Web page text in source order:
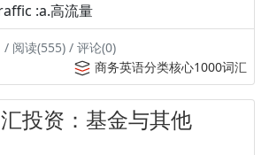
:a.高流量
阅读(555) / 评论(0)
商务英语分类核心1000词汇
投资：基金与其他